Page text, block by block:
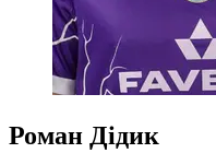
Роман Дідик